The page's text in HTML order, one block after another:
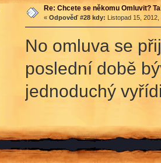
Re: Chcete se někomu Omluvit?
« Odpověď #28 kdy: Listopad 15,
No omluva se
poslední době
jednoduchý